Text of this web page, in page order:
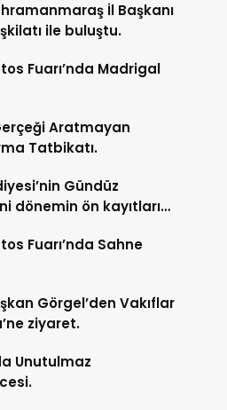
İl Başkanı
ile buluştu.
Fuarı’nda Madrigal
Aratmayan
Tatbikatı.
Gündüz
dönemin ön kayıtları
Fuarı’nda Sahne
Görgel’den Vakıflar
ziyaret.
Unutulmaz